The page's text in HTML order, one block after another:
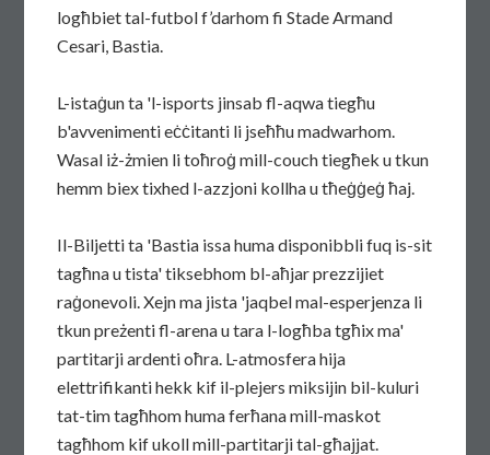
logħbiet tal-futbol f’darhom fi Stade Armand
Cesari, Bastia.
L-istaġun ta 'l-isports jinsab fl-aqwa tiegħu
b'avvenimenti eċċitanti li jseħħu madwarhom.
Wasal iż-żmien li toħroġ mill-couch tiegħek u tkun
hemm biex tixhed l-azzjoni kollha u tħeġġeġ ħaj.
Il-Biljetti ta 'Bastia issa huma disponibbli fuq is-sit
tagħna u tista' tiksebhom bl-aħjar prezzijiet
raġonevoli. Xejn ma jista 'jaqbel mal-esperjenza li
tkun preżenti fl-arena u tara l-logħba tgħix ma'
partitarji ardenti oħra. L-atmosfera hija
elettrifikanti hekk kif il-plejers miksijin bil-kuluri
tat-tim tagħhom huma ferħana mill-maskot
tagħhom kif ukoll mill-partitarji tal-għajjat.